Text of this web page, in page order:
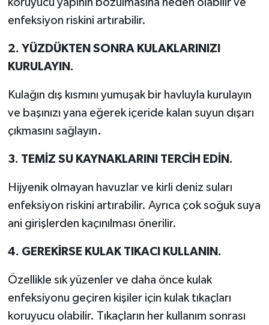
koruyucu yapının bozulmasına neden olabilir ve
enfeksiyon riskini artırabilir.
2. YÜZDÜKTEN SONRA KULAKLARINIZI
KURULAYIN.
Kulağın dış kısmını yumuşak bir havluyla kurulayın
ve başınızı yana eğerek içeride kalan suyun dışarı
çıkmasını sağlayın.
3. TEMİZ SU KAYNAKLARINI TERCİH EDİN.
Hijyenik olmayan havuzlar ve kirli deniz suları
enfeksiyon riskini artırabilir. Ayrıca çok soğuk suya
ani girişlerden kaçınılması önerilir.
4. GEREKİRSE KULAK TIKACI KULLANIN.
Özellikle sık yüzenler ve daha önce kulak
enfeksiyonu geçiren kişiler için kulak tıkaçları
koruyucu olabilir. Tıkaçların her kullanım sonrası